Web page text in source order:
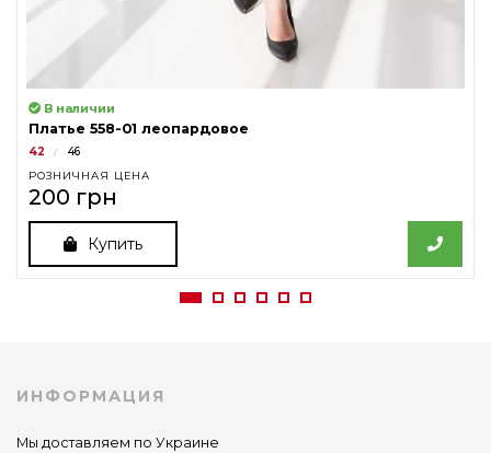
В наличии
Платье 558-01 леопардовое
42 46
РОЗНИЧНАЯ ЦЕНА
200 грн
Купить
ИНФОРМАЦИЯ
Мы доставляем по Украине